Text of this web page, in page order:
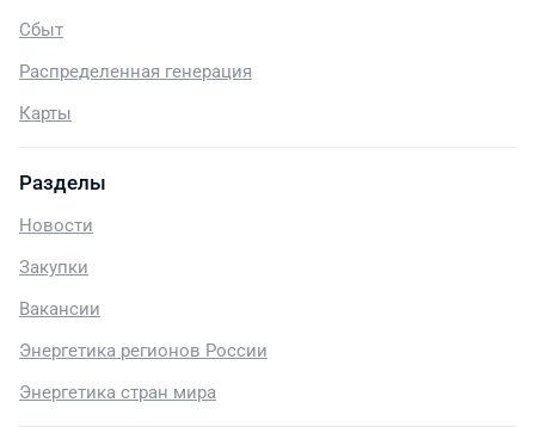
Сбыт
Распределенная генерация
Карты
Разделы
Новости
Закупки
Вакансии
Энергетика регионов России
Энергетика стран мира